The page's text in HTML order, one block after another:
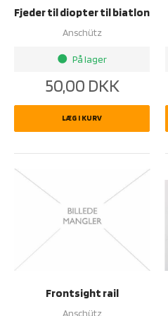
Fjeder til diopter til biatlon
Anschütz
brightness_1 På lager
50,00 DKK
LÆG I KURV
Frontsight rail
Anschütz